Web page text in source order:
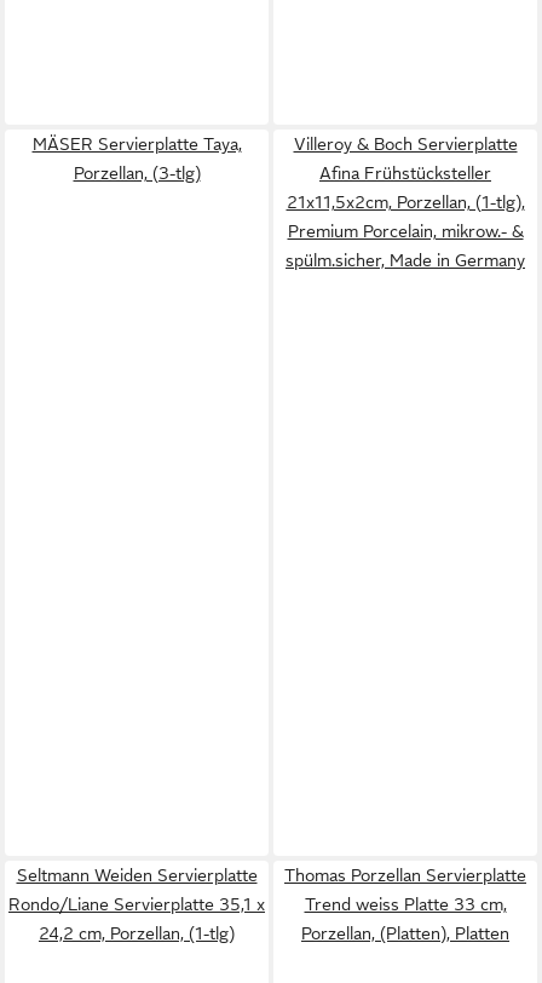
MÄSER Servierplatte Taya,
Porzellan, (3-tlg)
Villeroy & Boch Servierplatte
Afina Frühstücksteller
21x11,5x2cm, Porzellan, (1-tlg),
Premium Porcelain, mikrow.- &
spülm.sicher, Made in Germany
Seltmann Weiden Servierplatte
Rondo/Liane Servierplatte 35,1 x
24,2 cm, Porzellan, (1-tlg)
Thomas Porzellan Servierplatte
Trend weiss Platte 33 cm,
Porzellan, (Platten), Platten